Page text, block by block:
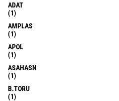
ADAT
(1)
AMPLAS
(1)
APOL
(1)
ASAHASN
(1)
B.TORU
(1)